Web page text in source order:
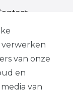
indien
verwerken
van onze
en
van